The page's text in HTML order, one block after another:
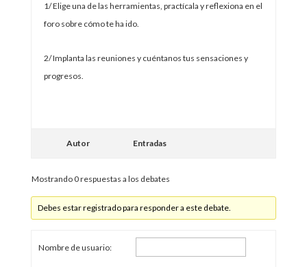
1/ Elige una de las herramientas, practícala y reflexiona en el
foro sobre cómo te ha ido.
2/ Implanta las reuniones y cuéntanos tus sensaciones y
progresos.
Autor Entradas
Mostrando 0 respuestas a los debates
Debes estar registrado para responder a este debate.
Nombre de usuario: